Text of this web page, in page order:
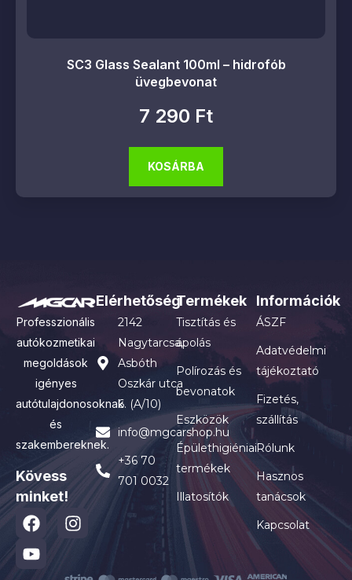
SC3 Glass Sealant 100ml – hidrofób
üvegbevonat
7 290 Ft
KOSÁRBA
Professzionális
autókozmetikai
megoldások
igényes
autótulajdonosoknak
és
szakembereknek.
Kövess
minket!
Elérhetőség
2142
Nagytarcsa,
Asbóth
Oszkár utca
6. (A/10)
info@mgcarshop.hu
+36 70
701 0032
Termékek
Tisztítás és
ápolás
Polírozás és
bevonatok
Eszközök
Épülethigiéniai
termékek
Illatosítók
Információk
ÁSZF
Adatvédelmi
tájékoztató
Fizetés,
szállítás
Rólunk
Hasznos
tanácsok
Kapcsolat